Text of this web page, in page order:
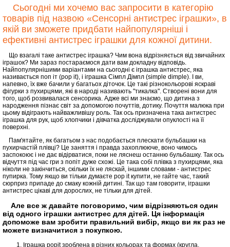
Сьогодні ми хочемо вас запросити в категорію
товарів під назвою «Сенсорні антистрес іграшки», в
якій ви зможете придбати найпопулярніші і
ефективні антистрес іграшки для кожної дитини.
Що взагалі таке антистрес іграшка? Чим вона відрізняється від звичайних
іграшок? Ми зараз постараємося дати вам докладну відповідь.
Найпопулярнішими варіантами на сьогодні є іграшка антистрес, яка
називається поп іт (pop it), і іграшка Сімпл Дімпл (simple dimple). І ви,
напевно, їх вже бачили у багатьох діточок. Це такі різнокольорові яскраві
фігурки з пухирцями, які в народі називають "тикалка". Створені вони для
того, щоб розвивалася сенсорика. Адже всі ми знаємо, що дитина з
народження пізнає світ за допомогою почуттів, дотику. Почуття малюка при
цьому відіграють найважливішу роль. Так ось призначена така антистрес
іграшка для рук, щоб хлопчики і дівчатка досліджували опуклості на її
поверхні.
Пам'ятайте, як багатьом з нас подобається плескати бульбашки на
пухирчастій плівці? Це заняття і правда захоплююче, воно чимось
заспокоює і не дає відірватися, поки не ляснеш останню бульбашку. Так ось
відчуття під час гри з попіт дуже схожі. Це така собі плівка з пухирцями, яка
ніколи не закінчиться, скільки їх не ляскай, іншими словами - антистрес
пупирка. Тому якщо ви тільки думаєте pop it купити, не гайте час, такий
сюрприз припаде до смаку кожній дитині. Так що там говорити, іграшки
антистрес цікаві для дорослих, не тільки для дітей.
Але все ж давайте поговоримо, чим відрізняються один
від одного іграшки антистрес для дітей. Ця інформація
допоможе вам зробити правильний вибір, якщо ви як раз не
можете визначитися з покупкою.
Іграшка popit зроблена в різних кольорах та формах (кругла,